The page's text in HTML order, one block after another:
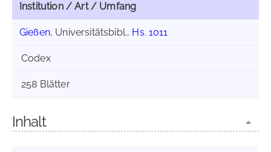
Institution / Art / Umfang
Gießen, Universitätsbibl., Hs. 1011
Codex
258 Blätter
Inhalt